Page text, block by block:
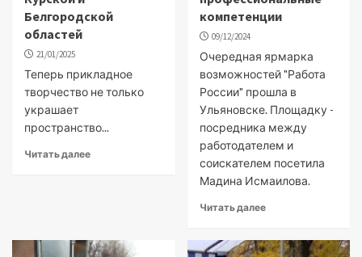
Белгородской
областей
21/01/2025
Теперь прикладное
творчество не только
украшает
пространство...
Читать далее
компетенции
09/12/2024
Очередная ярмарка
возможностей "Работа
России" прошла в
Ульяновске. Площадку -
посредника между
работодателем и
соискателем посетила
Мадина Исмаилова.
Читать далее